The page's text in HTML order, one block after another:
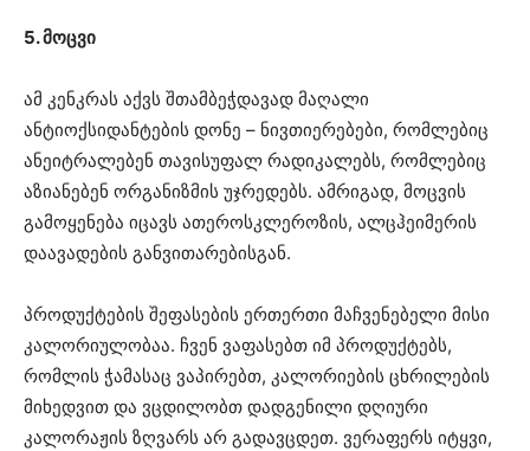
5. მოცვი
ამ კენკრას აქვს შთამბეჭდავად მაღალი
ანტიოქსიდანტების დონე – ნივთიერებები, რომლებიც
ანეიტრალებენ თავისუფალ რადიკალებს, რომლებიც
აზიანებენ ორგანიზმის უჯრედებს. ამრიგად, მოცვის
გამოყენება იცავს ათეროსკლეროზის, ალცჰეიმერის
დაავადების განვითარებისგან.
პროდუქტების შეფასების ერთერთი მაჩვენებელი მისი
კალორიულობაა. ჩვენ ვაფასებთ იმ პროდუქტებს,
რომლის ჭამასაც ვაპირებთ, კალორიების ცხრილების
მიხედვით და ვცდილობთ დადგენილი დღიური
კალორაჟის ზღვარს არ გადავცდეთ. ვერაფერს იტყვი,